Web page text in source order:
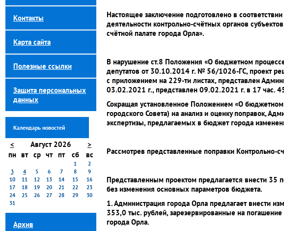
Контакты
Карта сайта
Полезные ссылки
Защита персональных
данных
Календарь новостей
< Август 2026
>
пн вт ср чт пт сб вс
1
2
3
4 5 6 7 8
9
10
11 12 13 14 15
16
17
18 19 20 21 22
23
24
25 26 27 28 29
30
31
Архив
Настоящее заключение подготовлено в
деятельности контрольно-счётных органов
счётной палате города Орла».
В нарушение ст.8 Положения «О бюджетном
депутатов от 30.10.2014 г. № 56/1026-ГС, проект
с приложением на 229-ти листах, представлен
03.02.2021 г., представлен 09.02.2021 г. в 17 час.
Сокращая установленное Положением «О
городского Совета) на анализ и оценку поправок,
экспертизы, предлагаемых в бюджет города
Рассмотрев представленные поправки Контрольно-
Представленным проектом предлагается внести
без изменения основных параметров бюджета.
1. Администрация города Орла предлагает внести
353,0 тыс. рублей, зарезервированные на
города Орла.